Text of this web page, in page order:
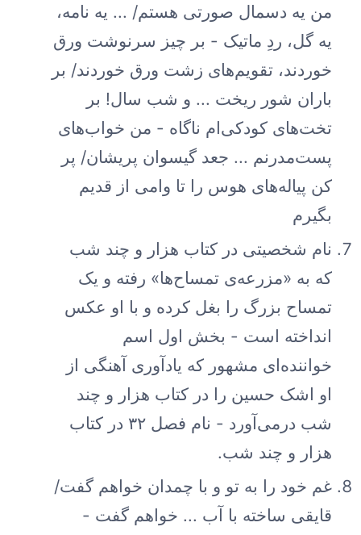
من یه دسمال صورتی هستم/ ... یه نامه،
یه گل، ردِ ماتیک - بر چیز سرنوشت ورق
خوردند، تقویم‌های زشت ورق خوردند/ بر
باران شور ریخت ... و شب سال! بر
تخت‌های کودکی‌ام ناگاه - من خواب‌های
پست‌مدرنم ... جعد گیسوان پریشان/ پر
کن پیاله‌های هوس را تا وامی از قدیم
بگیرم
نام شخصیتی در کتاب هزار و چند شب
که به «مزرعه‌ی تمساح‌ها» رفته و یک
تمساح بزرگ را بغل کرده و با او عکس
انداخته است - بخش اول اسم
خواننده‌ای مشهور که یادآوری آهنگی از
او اشک حسین را در کتاب هزار و چند
شب درمی‌آورد - نام فصل ۳۲ در کتاب
هزار و چند شب.
غم خود را به تو و با چمدان خواهم گفت/
قایقی ساخته با آب ... خواهم گفت -